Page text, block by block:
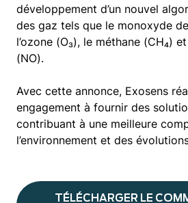
développement d’un nouvel
des gaz tels que le monoxyde
l’ozone (O₃), le méthane (CH₄)
(NO).
Avec cette annonce, Exosens
engagement à fournir des
contribuant à une meilleure
l’environnement et des
TÉLÉCHARGER LE